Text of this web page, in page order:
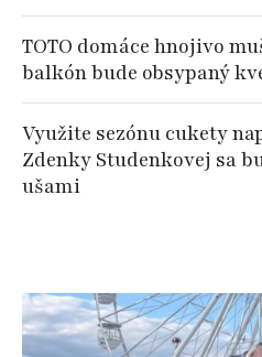
TOTO domáce hnojivo
balkón bude obsypaný
Využite sezónu cukety
Zdenky Studenkovej sa
ušami